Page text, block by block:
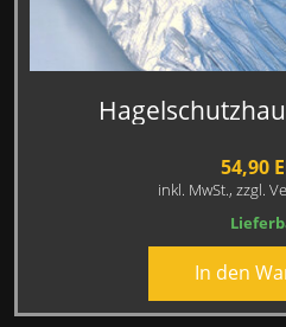
54,90
inkl. MwSt., zzgl.
In den